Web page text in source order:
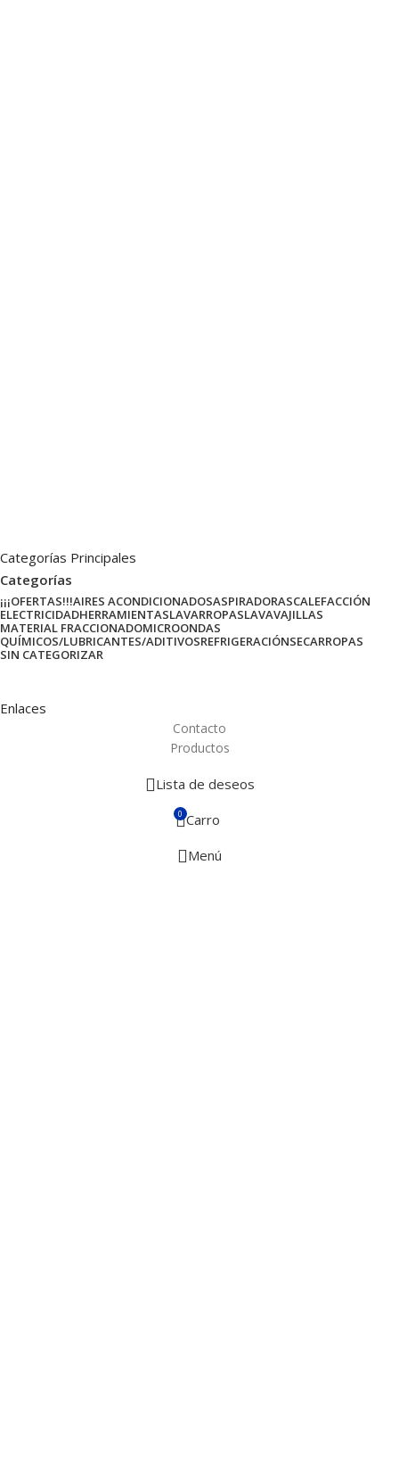
Categorías Principales
Categorías
¡¡¡OFERTAS!!!AIRES ACONDICIONADOSASPIRADORASCALEFACCIÓN
ELECTRICIDADHERRAMIENTASLAVARROPASLAVAVAJILLAS
MATERIAL FRACCIONADOMICROONDAS
QUÍMICOS/LUBRICANTES/ADITIVOSREFRIGERACIÓNSECARROPAS
SIN CATEGORIZAR
Enlaces
Contacto
Productos
Lista de deseos
0 Carro
Menú